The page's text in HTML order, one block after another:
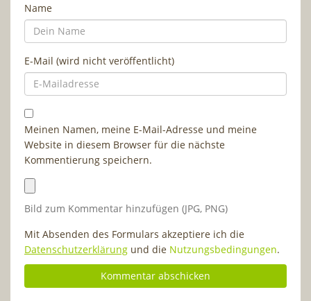
Name
E-Mail (wird nicht veröffentlicht)
Meinen Namen, meine E-Mail-Adresse und meine
Website in diesem Browser für die nächste
Kommentierung speichern.
Bild zum Kommentar hinzufügen (JPG, PNG)
Mit Absenden des Formulars akzeptiere ich die
Datenschutzerklärung und die Nutzungsbedingungen.